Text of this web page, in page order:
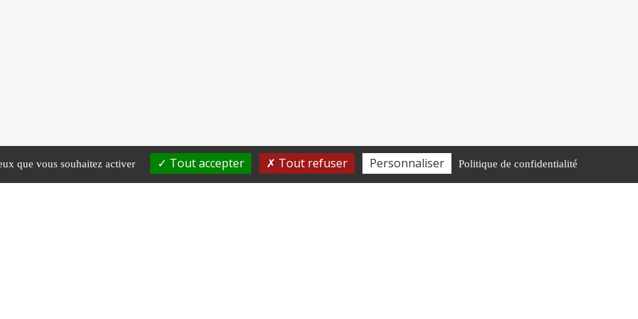
que vous souhaitez activer Tout accepter Tout refuser Personnaliser Politique de confidentialité